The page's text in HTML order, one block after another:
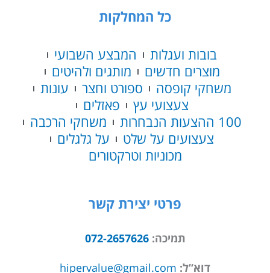
כל המחלקות
בובות ועגלות
המבצע השבועי
מוצרים חדשים
מותגים ולהיטים
משחקי קופסה
ספורט וחצר
עונות
צעצועי עץ
פאזלים
100 ההצעות הנבחרות
משחקי הרכבה
צעצועים על שלט
על גלגלים
מכוניות וטרקטורים
פרטי יצירת קשר
תמיכה:072-2657626
דוא”ל: hipervalue@gmail.com